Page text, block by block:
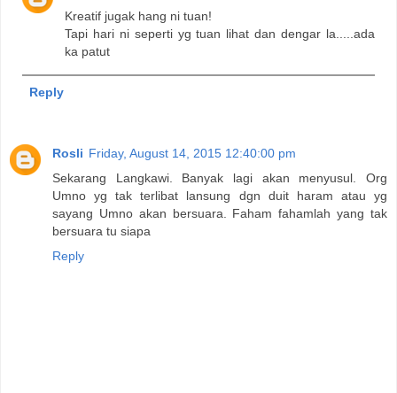
Kreatif jugak hang ni tuan!
Tapi hari ni seperti yg tuan lihat dan dengar la.....ada
ka patut
Reply
Rosli Friday, August 14, 2015 12:40:00 pm
Sekarang Langkawi. Banyak lagi akan menyusul. Org
Umno yg tak terlibat lansung dgn duit haram atau yg
sayang Umno akan bersuara. Faham fahamlah yang tak
bersuara tu siapa
Reply